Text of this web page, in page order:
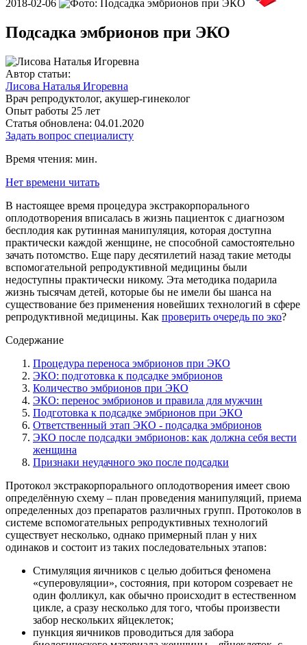
2018-02-06
Подсадка эмбрионов при ЭКО
Автор статьи:
Лисова Наталья Игоревна
Врач репродуктолог, акушер-гинеколог
Опыт работы 25 лет
Статья обновлена: 04.01.2020
Задать вопрос специалисту
Время чтения: мин.
Нет времени читать
В настоящее время процедура экстракорпорального
оплодотворения вписалась в жизнь пациенток с диагнозом
бесплодия как рутинная манипуляция, которая доступна
практически каждой женщине, не способной самостоятельно
зачать потомство. Еще пару десятилетий назад такие методы
вспомогательной репродуктивной медицины были
недоступны практически никому. Эта методика подарила
жизнь тысячам детей, которые бы не имели бы шанса на
существование без применения новейших технологий в сфере
репродуктивной медицины. Как проверить очередь по эко?
Содержание
Процедура переноса эмбрионов при ЭКО
ЭКО: подготовка к подсадке эмбрионов
Количество эмбрионов при ЭКО
ЭКО: перенос эмбрионов и правила для мужчин
Подготовка к подсадке эмбрионов при ЭКО
Ответственный этап ЭКО - подсадка эмбрионов
ЭКО после подсадки эмбрионов: как должна себя вести
женщина
Признаки неудачного эко после подсадки
Протокол экстракорпорального оплодотворения имеет свою
определённую схему – план проведения манипуляций, приема
определенных доз препаратов различных групп. Протоколов в
системе вспомогательных репродуктивных технологий
существует несколько, однако примерный план у них
одинаков и состоит из таких последовательных этапов:
Стимуляция яичников с целью добиться феномена
«суперовуляции», состояния, при котором созревает не
один фолликул, как обычно происходит в естественном
цикле, а сразу несколько для того, чтобы произвести
забор нескольких яйцеклеток;
пункция яичников проводиться для забора